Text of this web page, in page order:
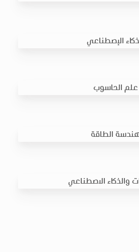
الإصطناعي
علم الحاسوب
الطاقة
والذكاء الاصطناعي